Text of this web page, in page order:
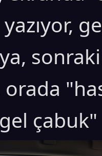
orada
çabuk"